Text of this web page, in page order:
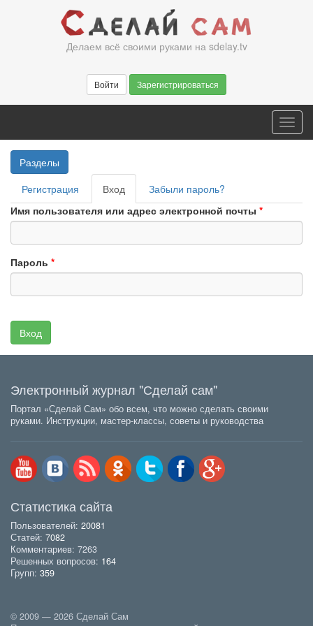
Делаем всё своими руками на sdelay.tv
Войти Зарегистрироваться
Разделы
Главные
вкладки
Регистрация Вход (активная
вкладка)
Забыли пароль?
Имя пользователя или адрес электронной почты *
Пароль *
Вход
Электронный журнал "Сделай сам"
Портал «Сделай Сам» обо всем, что можно сделать своими
руками. Инструкции, мастер-классы, советы и руководства
Статистика сайта
Пользователей: 20081
Статей: 7082
Комментариев: 7263
Решенных вопросов: 164
Групп: 359
© 2009 — 2026 Сделай Сам